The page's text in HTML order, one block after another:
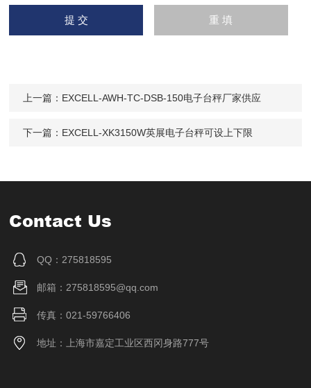
上一篇： EXCELL-AWH-TC-DSB-150电子台秤厂家供应
下一篇： EXCELL-XK3150W英展电子台秤可设上下限
Contact Us
QQ：275818595
邮箱：275818595@qq.com
传真：021-59766406
地址：上海市嘉定工业区西冈身路777号